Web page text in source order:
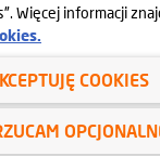
dowiedz się
Więcej informacji
COOKIES